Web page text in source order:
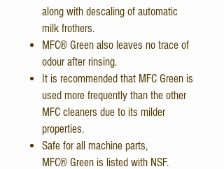
along with descaling of automatic
milk frothers.
MFC® Green also leaves no trace of
odour after rinsing.
It is recommended that MFC Green is
used more frequently than the other
MFC cleaners due to its milder
properties.
Safe for all machine parts,
MFC® Green is listed with NSF.